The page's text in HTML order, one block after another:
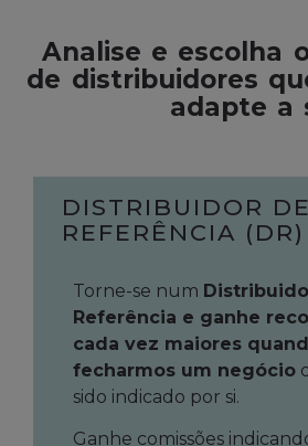
Analise e escolha
de distribuidores
adapte a
DISTRIBUIDOR DE
REFERÊNCIA (DR)
Torne-se num
Referência e ganhe
cada vez maiores
fecharmos um negócio
sido indicado por si.
Ganhe comissões